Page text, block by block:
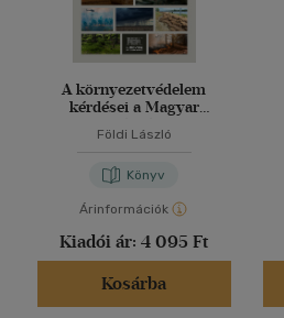
A környezetvédelem
kérdései a Magyar
Földi László
Könyv
Árinformációk
Kiadói ár: 4 095 Ft
Kosárba